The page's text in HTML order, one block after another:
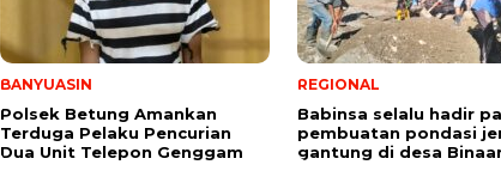
BANYUASIN
Polsek Betung Amankan
Terduga Pelaku Pencurian
Dua Unit Telepon Genggam
REGIONAL
Babinsa selalu hadir
pembuatan pondasi
gantung di desa